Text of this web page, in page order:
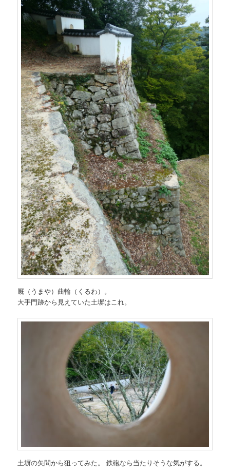
厩（うまや）曲輪（くるわ）。
大手門跡から見えていた土塀はこれ。
土塀の矢間から狙ってみた。鉄砲なら当たりそうな気がする。